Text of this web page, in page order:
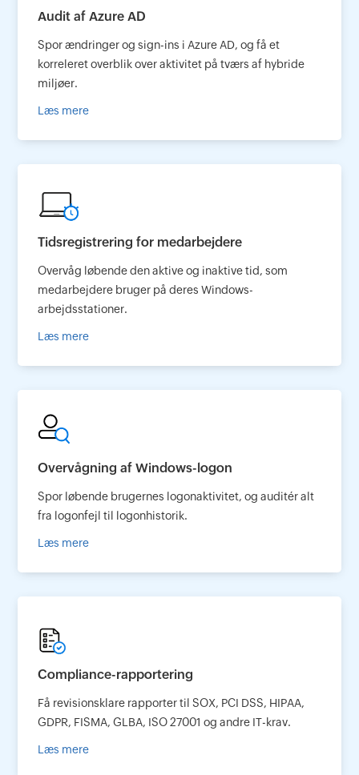
Audit af Azure AD
Spor ændringer og sign-ins i Azure AD, og få et
korreleret overblik over aktivitet på tværs af hybride
miljøer.
Læs mere
Tidsregistrering for medarbejdere
Overvåg løbende den aktive og inaktive tid, som
medarbejdere bruger på deres Windows-
arbejdsstationer.
Læs mere
Overvågning af Windows-logon
Spor løbende brugernes logonaktivitet, og auditér alt
fra logonfejl til logonhistorik.
Læs mere
Compliance-rapportering
Få revisionsklare rapporter til SOX, PCI DSS, HIPAA,
GDPR, FISMA, GLBA, ISO 27001 og andre IT-krav.
Læs mere